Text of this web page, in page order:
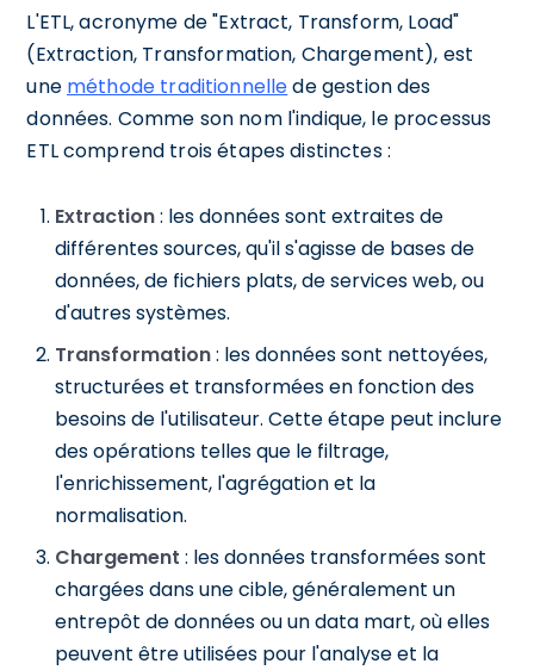
L'ETL, acronyme de "Extract, Transform, Load"
(Extraction, Transformation, Chargement), est
une méthode traditionnellede gestion des
données. Comme son nom l'indique, le processus
ETL comprend trois étapes distinctes :
Extraction: les données sont extraites de
différentes sources, qu'il s'agisse de bases de
données, de fichiers plats, de services web, ou
d'autres systèmes.
Transformation: les données sont nettoyées,
structurées et transformées en fonction des
besoins de l'utilisateur. Cette étape peut inclure
des opérations telles que le filtrage,
l'enrichissement, l'agrégation et la
normalisation.
Chargement : les données transformées sont
chargées dans une cible, généralement un
entrepôt de données ou un data mart, où elles
peuvent être utilisées pour l'analyse et la